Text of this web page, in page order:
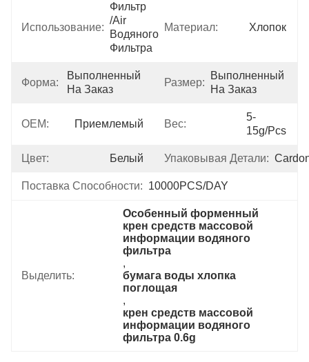
Использование:
Фильтр
/air
Водяного
Фильтра
Материал: Хлопок
Форма:
Выполненный
На Заказ
Размер:
Выполненный
На Заказ
OEM: Приемлемый Вес:
5-
15g/pcs
Цвет: Белый Упаковывая Детали:
Поставка Способности: 10000PCS/DAY
Выделить:
Особенный форменный
крен средств массовой
информации водяного
фильтра
,
бумага воды хлопка
поглощая
,
крен средств массовой
информации водяного
фильтра 0.6g